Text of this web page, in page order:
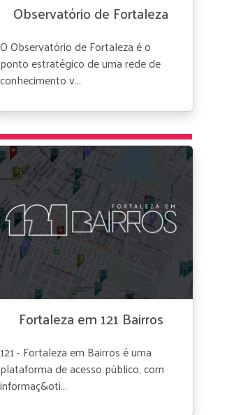
Observatório de Fortaleza
O Observatório de Fortaleza é o
ponto estratégico de uma rede de
conhecimento v...
Fortaleza em 121 Bairros
121 - Fortaleza em Bairros é uma
plataforma de acesso público, com
informaç&oti...